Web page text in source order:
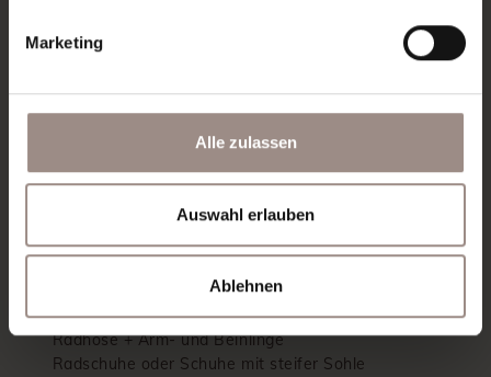
Marketing
Alle zulassen
Auswahl erlauben
Ablehnen
Funktionsunterwäsche
Regenschutz
Reserveschlauch
Multitool
Sonnencreme
Radhose + Arm- und Beinlinge
Radschuhe oder Schuhe mit steifer Sohle